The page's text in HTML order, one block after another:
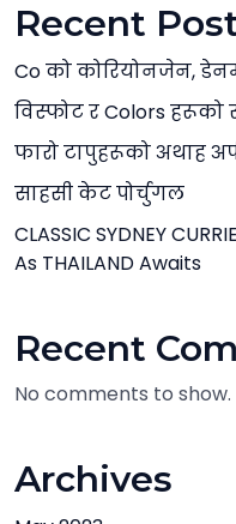
Recent
Co को कोरियोनजेन,
विस्फोट र Colors हरूको
फारो टापुहरूको अथाह
साहसी केट पोर्चुगल
CLASSIC SYDNEY
As THAILAND Awaits
Recent
No comments to show.
Archives